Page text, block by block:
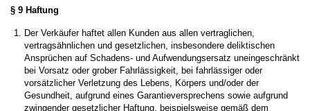
§ 9 Haftung
Der Verkäufer haftet allen Kunden aus allen vertraglichen,
vertragsähnlichen und gesetzlichen, insbesondere deliktischen
Ansprüchen auf Schadens- und Aufwendungsersatz uneingeschränkt
bei Vorsatz oder grober Fahrlässigkeit, bei fahrlässiger oder
vorsätzlicher Verletzung des Lebens, Körpers und/oder der
Gesundheit, aufgrund eines Garantieversprechens sowie aufgrund
zwingender gesetzlicher Haftung, beispielsweise gemäß dem